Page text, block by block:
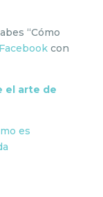
“Cómo
Facebookcon
el arte de
es